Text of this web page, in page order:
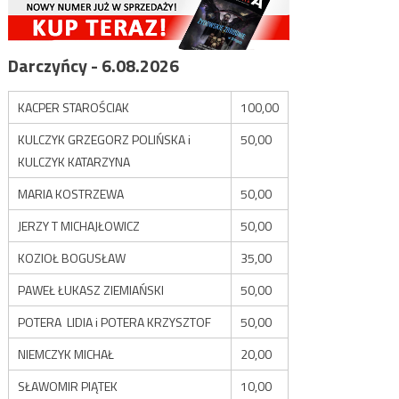
Darczyńcy - 6.08.2026
KACPER STAROŚCIAK
100,00
KULCZYK GRZEGORZ POLIŃSKA i
KULCZYK KATARZYNA
50,00
MARIA KOSTRZEWA
50,00
JERZY T MICHAJŁOWICZ
50,00
KOZIOŁ BOGUSŁAW
35,00
PAWEŁ ŁUKASZ ZIEMIAŃSKI
50,00
POTERA LIDIA i POTERA KRZYSZTOF
50,00
NIEMCZYK MICHAŁ
20,00
SŁAWOMIR PIĄTEK
10,00